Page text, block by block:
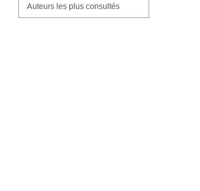
Auteurs les plus consultés